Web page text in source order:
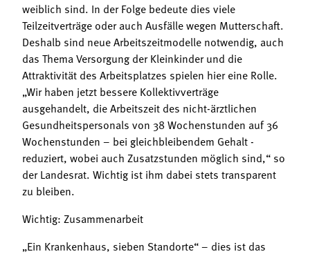
weiblich sind. In der Folge bedeute dies viele
Teilzeitverträge oder auch Ausfälle wegen Mutterschaft.
Deshalb sind neue Arbeitszeitmodelle notwendig, auch
das Thema Versorgung der Kleinkinder und die
Attraktivität des Arbeitsplatzes spielen hier eine Rolle.
„Wir haben jetzt bessere Kollektivverträge
ausgehandelt, die Arbeitszeit des nicht-ärztlichen
Gesundheitspersonals von 38 Wochenstunden auf 36
Wochenstunden – bei gleichbleibendem Gehalt -
reduziert, wobei auch Zusatzstunden möglich sind,“ so
der Landesrat. Wichtig ist ihm dabei stets transparent
zu bleiben.
Wichtig: Zusammenarbeit
„Ein Krankenhaus, sieben Standorte“ – dies ist das